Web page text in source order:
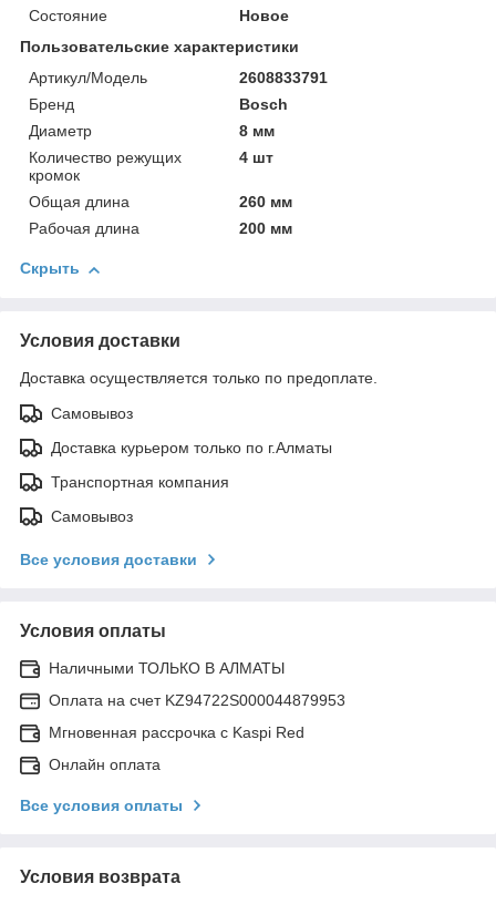
Состояние
Новое
Пользовательские характеристики
Артикул/Модель
2608833791
Бренд
Bosch
Диаметр
8 мм
Количество режущих
кромок
4 шт
Общая длина
260 мм
Рабочая длина
200 мм
Скрыть
Условия доставки
Доставка осуществляется только по предоплате.
Самовывоз
Доставка курьером только по г.Алматы
Транспортная компания
Самовывоз
Все условия доставки
Условия оплаты
Наличными ТОЛЬКО В АЛМАТЫ
Оплата на счет KZ94722S000044879953
Мгновенная рассрочка с Kaspi Red
Онлайн оплата
Все условия оплаты
Условия возврата